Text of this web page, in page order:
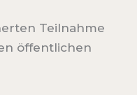
Teilnahme
öffentlichen